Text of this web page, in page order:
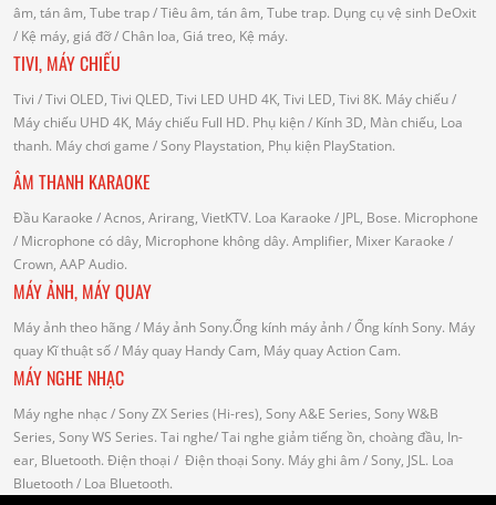
âm, tán âm, Tube trap/ Tiêu âm, tán âm, Tube trap. Dụng cụ vệ sinh DeOxit
/ Kệ máy, giá đỡ/ Chân loa, Giá treo, Kệ máy.
TIVI, MÁY CHIẾU
Tivi / Tivi OLED, Tivi QLED, Tivi LED UHD 4K, Tivi LED, Tivi 8K. Máy chiếu/
Máy chiếu UHD 4K, Máy chiếu Full HD. Phụ kiện/ Kính 3D, Màn chiếu, Loa
thanh. Máy chơi game / Sony Playstation, Phụ kiện PlayStation.
ÂM THANH KARAOKE
Đầu Karaoke / Acnos, Arirang, VietKTV. Loa Karaoke / JPL, Bose. Microphone
/ Microphone có dây, Microphone không dây. Amplifier, Mixer Karaoke /
Crown, AAP Audio.
MÁY ẢNH, MÁY QUAY
Máy ảnh theo hãng / Máy ảnh Sony.Ống kính máy ảnh / Ống kính Sony. Máy
quay Kĩ thuật số/ Máy quay Handy Cam, Máy quay Action Cam.
MÁY NGHE NHẠC
Máy nghe nhạc / Sony ZX Series (Hi-res), Sony A&E Series, Sony W&B
Series, Sony WS Series. Tai nghe/ Tai nghe giảm tiếng ồn, choàng đầu, In-
ear, Bluetooth. Điện thoại / Điện thoại Sony. Máy ghi âm / Sony, JSL. Loa
Bluetooth/ Loa Bluetooth.